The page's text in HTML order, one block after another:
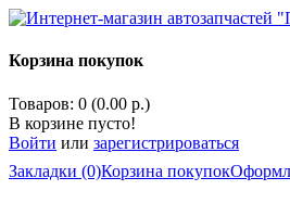
Корзина покупок
Товаров: 0 (0.00 р.)
В корзине пусто!
Войти или зарегистрироваться
Закладки (0)Корзина покупок